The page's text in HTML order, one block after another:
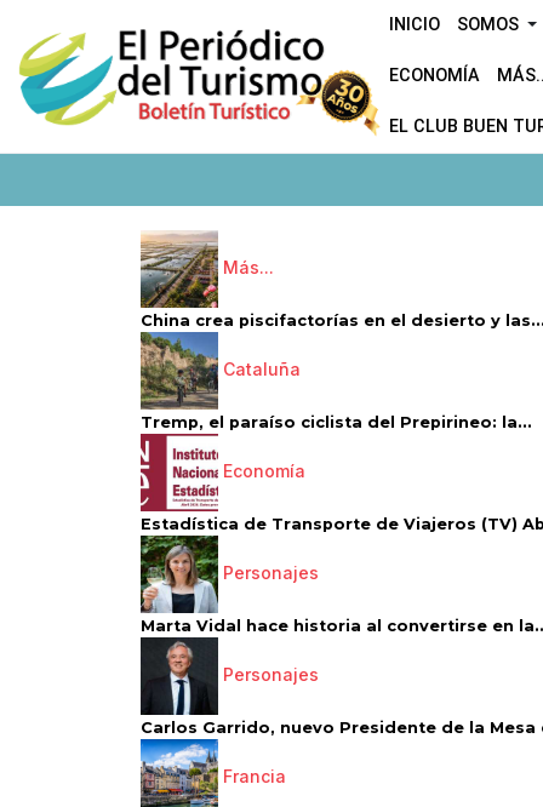
INICIO SOMOS
ECONOMÍA
EL CLUB BUEN
Más...
China crea piscifactorías en el desierto y las...
Cataluña
Tremp, el paraíso ciclista del Prepirineo: la...
Economía
Estadística de Transporte de Viajeros (TV)
Personajes
Marta Vidal hace historia al convertirse en
Personajes
Carlos Garrido, nuevo Presidente de la Mesa
Francia